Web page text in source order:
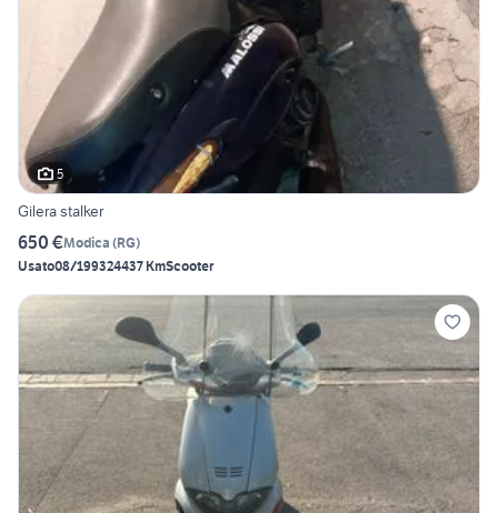
5
Gilera stalker
650 €Modica (RG)
Usato08/199324437 KmScooter